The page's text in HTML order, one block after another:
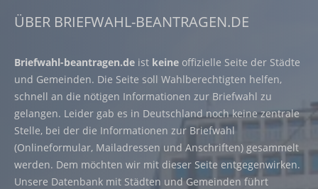
ÜBER BRIEFWAHL-BEANTRAGEN.DE
Briefwahl-beantragen.de ist keine offizielle Seite der Städte
und Gemeinden. Die Seite soll Wahlberechtigten helfen,
schnell an die nötigen Informationen zur Briefwahl zu
gelangen. Leider gab es in Deutschland noch keine zentrale
Stelle, bei der die Informationen zur Briefwahl
(Onlineformular, Mailadressen und Anschriften) gesammelt
werden. Dem möchten wir mit dieser Seite entgegenwirken.
Unsere Datenbank mit Städten und Gemeinden führt